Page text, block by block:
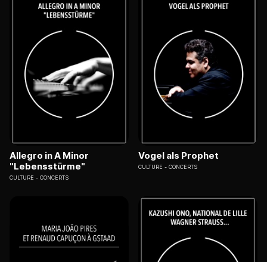
Allegro in A Minor
"Lebensstürme"
CULTURE CONCERTS
Vogel als Prophet
CULTURE CONCERTS